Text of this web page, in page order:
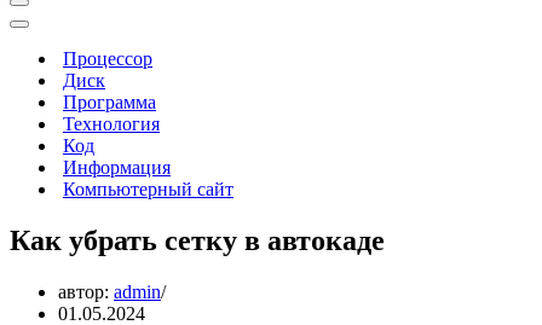
Меню
навигации
Меню
навигацииПроцессор
Диск
Программа
Технология
Код
Информация
Компьютерный сайт
Как убрать сетку в автокаде
автор: admin
01.05.2024